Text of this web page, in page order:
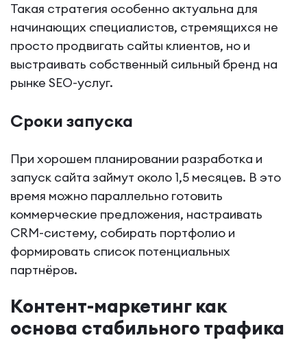
Такая стратегия особенно актуальна для
начинающих специалистов, стремящихся не
просто продвигать сайты клиентов, но и
выстраивать собственный сильный бренд на
рынке SEO-услуг.
Сроки запуска
При хорошем планировании разработка и
запуск сайта займут около 1,5 месяцев. В это
время можно параллельно готовить
коммерческие предложения, настраивать
CRM-систему, собирать портфолио и
формировать список потенциальных
партнёров.
Контент-маркетинг как
основа стабильного трафика